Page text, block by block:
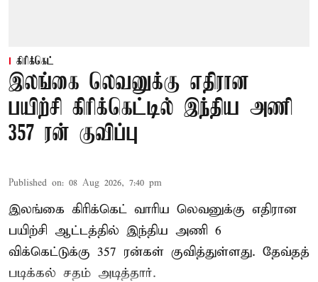
கிரிக்கெட்
இலங்கை லெவனுக்கு எதிரான
பயிற்சி கிரிக்கெட்டில் இந்திய அணி
357 ரன் குவிப்பு
Published on: 08 Aug 2026, 7:40 pm
இலங்கை கிரிக்கெட் வாரிய லெவனுக்கு எதிரான
பயிற்சி ஆட்டத்தில் இந்திய அணி 6
விக்கெட்டுக்கு 357 ரன்கள் குவித்துள்ளது. தேவ்தத்
படிக்கல் சதம் அடித்தார்.